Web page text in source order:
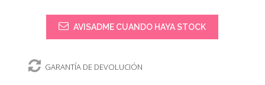
AVISADME CUANDO HAYA STOCK
GARANTÍA DE DEVOLUCIÓN